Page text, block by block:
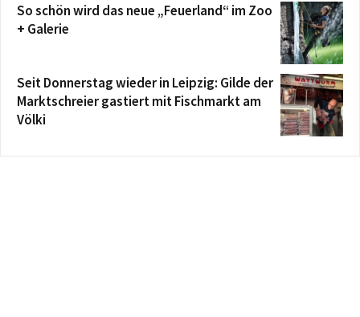
So schön wird das neue „Feuerland“ im Zoo
+ Galerie
Seit Donnerstag wieder in Leipzig: Gilde der
Marktschreier gastiert mit Fischmarkt am
Völki